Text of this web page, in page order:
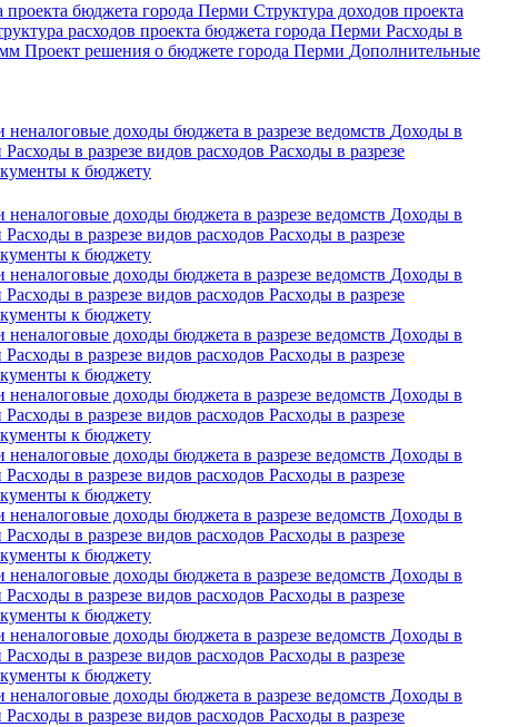
проекта бюджета города Перми Структура доходов проекта
расходов проекта бюджета города Перми Расходы в
Проект решения о бюджете города Перми Дополнительные
доходы бюджета в разрезе ведомств Доходы в
Расходы в разрезе видов расходов Расходы в разрезе
к бюджету
доходы бюджета в разрезе ведомств Доходы в
Расходы в разрезе видов расходов Расходы в разрезе
к бюджету
доходы бюджета в разрезе ведомств Доходы в
Расходы в разрезе видов расходов Расходы в разрезе
к бюджету
доходы бюджета в разрезе ведомств Доходы в
Расходы в разрезе видов расходов Расходы в разрезе
к бюджету
доходы бюджета в разрезе ведомств Доходы в
Расходы в разрезе видов расходов Расходы в разрезе
к бюджету
доходы бюджета в разрезе ведомств Доходы в
Расходы в разрезе видов расходов Расходы в разрезе
к бюджету
доходы бюджета в разрезе ведомств Доходы в
Расходы в разрезе видов расходов Расходы в разрезе
к бюджету
доходы бюджета в разрезе ведомств Доходы в
Расходы в разрезе видов расходов Расходы в разрезе
к бюджету
доходы бюджета в разрезе ведомств Доходы в
Расходы в разрезе видов расходов Расходы в разрезе
к бюджету
доходы бюджета в разрезе ведомств Доходы в
Расходы в разрезе видов расходов Расходы в разрезе